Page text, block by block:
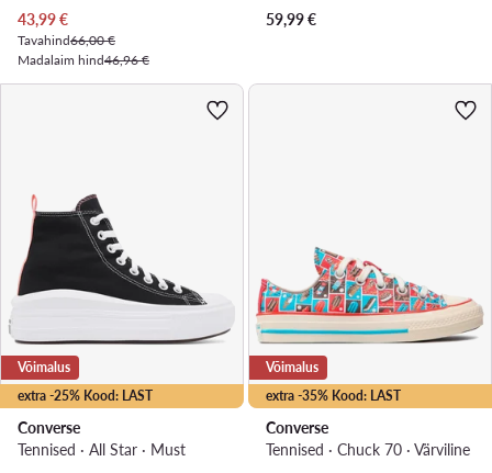
Praegune hind
43,99€
Tavahind66,00 €
Madalaim hind46,96 €
59,99€
extra -25% Kood: LAST
Võimalus
Converse
Tennised · All Star · Must
extra -35% Kood: LAST
Võimalus
Converse
Tennised · Chuck 70 · Värviline